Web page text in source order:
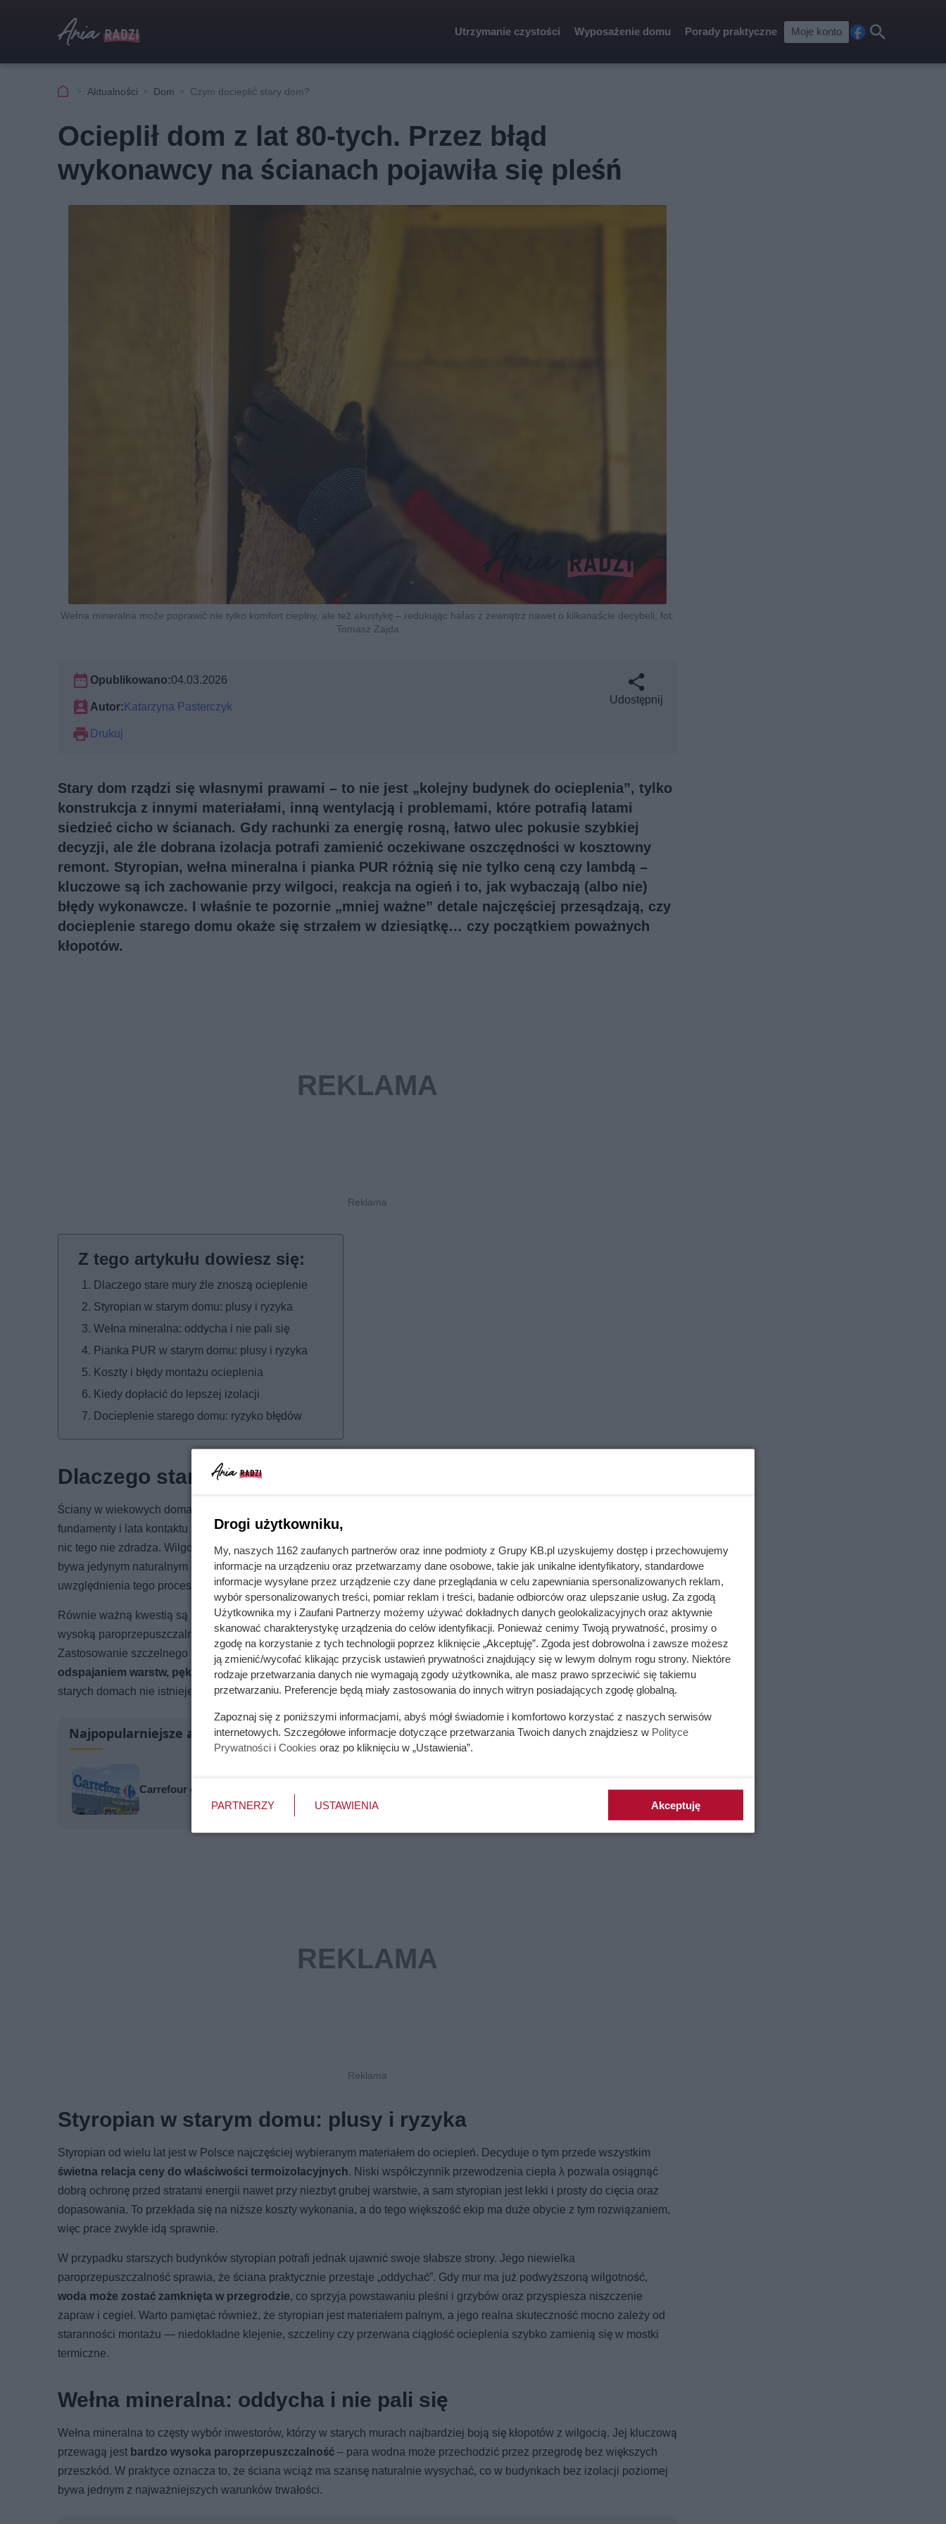
Utrzymanie czystości Wyposażenie domu Porady praktyczne Moje konto
cebkaj
Aktualności Dom Czym docieplić stary dom?
Ocieplił dom z lat 80-tych. Przez błąd
wykonawcy na ścianach pojawiła się pleśń
Wełna mineralna może poprawić nie tylko komfort cieplny, ale też akustykę – redukując hałas z zewnątrz nawet o kilkanaście decybeli, fot.
Tomasz Zajda
Opublikowano:04.03.2026
Autor:Katarzyna Pasterczyk
Drukuj
Udostępnij
Stary dom rządzi się własnymi prawami – to nie jest „kolejny budynek do ocieplenia”, tylko
konstrukcja z innymi materiałami, inną wentylacją i problemami, które potrafią latami
siedzieć cicho w ścianach. Gdy rachunki za energię rosną, łatwo ulec pokusie szybkiej
decyzji, ale źle dobrana izolacja potrafi zamienić oczekiwane oszczędności w kosztowny
remont. Styropian, wełna mineralna i pianka PUR różnią się nie tylko ceną czy lambdą –
kluczowe są ich zachowanie przy wilgoci, reakcja na ogień i to, jak wybaczają (albo nie)
błędy wykonawcze. I właśnie te pozornie „mniej ważne” detale najczęściej przesądzają, czy
docieplenie starego domu okaże się strzałem w dziesiątkę… czy początkiem poważnych
kłopotów.
Dlaczego stare mury źle znoszą ocieplenie
Styropian w starym domu: plusy i ryzyka
Wełna mineralna: oddycha i nie pali się
Pianka PUR w starym domu: plusy i ryzyka
Koszty i błędy montażu ocieplenia
Kiedy dopłacić do lepszej izolacji
Docieplenie starego domu: ryzyko błędów
Dlaczego stare mury źle znoszą ocieplenie
Ściany w wiekowych domach rzadko odpowiadają dzisiejszym wymaganiom. Brak izolacji poziomej, przestarzałe
fundamenty i lata kontaktu z wilgocią sprawiają, żemury bardzo często są zawilgocone
nic tego nie zdradza. Wilgoć podciągana kapilarnie potrafi „wspinać się” w górę ściany, a jej stopniowe odparowywanie
bywa jedynym naturalnym sposobem, w jaki budynek radzi sobie z nadmiarem wody. Ocieplenie wykonane bez
uwzględnienia tego procesu może skutecznie odciąć mur od możliwości wysychania.
Równie ważną kwestią są stare tynki oraz same materiały konstrukcyjne. Tynki wapienne i cementowo-wapienne mają
wysoką paroprzepuszczalność i pewną elastyczność, do której ściany „przystosowywały się” przez dziesięciolecia.
Zastosowanie szczelnego systemu ocieplenia na podłożu niestabilnym, spękanym albo zasolonym może skończyć się
odspajaniem warstw, pękaniem elewacji oraz pogorszeniem mikroklimatu w pomieszczeniach. Właśnie dlatego w
starych domach nie istnieje jedno rozwiązanie dobre dla wszystkich.
Najpopularniejsze artykuły
Carrefour odpalił promocje: kawa 80% taniej i różne hity
Styropian w starym domu: plusy i ryzyka
Styropian od wielu lat jest w Polsce najczęściej wybieranym materiałem do ociepleń. Decyduje o tym przede wszystkim
świetna relacja ceny do właściwości termoizolacyjnych. Niski współczynnik przewodzenia ciepła λ pozwala osiągnąć
dobrą ochronę przed stratami energii nawet przy niezbyt grubej warstwie, a sam styropian jest lekki i prosty do cięcia oraz
dopasowania. To przekłada się na niższe koszty wykonania, a do tego większość ekip ma duże obycie z tym rozwiązaniem,
więc prace zwykle idą sprawnie.
W przypadku starszych budynków styropian potrafi jednak ujawnić swoje słabsze strony. Jego niewielka
paroprzepuszczalność sprawia, że ściana praktycznie przestaje „oddychać”. Gdy mur ma już podwyższoną wilgotność,
woda może zostać zamknięta w przegrodzie, co sprzyja powstawaniu pleśni i grzybów oraz przyspiesza niszczenie
zapraw i cegieł. Warto pamiętać również, że styropian jest materiałem palnym, a jego realna skuteczność mocno zależy od
staranności montażu — niedokładne klejenie, szczeliny czy przerwana ciągłość ocieplenia szybko zamienią się w mostki
termiczne.
Wełna mineralna: oddycha i nie pali się
Wełna mineralna to częsty wybór inwestorów, którzy w starych murach najbardziej boją się kłopotów z wilgocią. Jej kluczową
przewagą jest bardzo wysoka paroprzepuszczalność – para wodna może przechodzić przez przegrodę bez większych
przeszkód. W praktyce oznacza to, że ściana wciąż ma szansę naturalnie wysychać, co w budynkach bez izolacji poziomej
bywa jednym z najważniejszych warunków trwałości.
Drogi użytkowniku,
My, naszych 1162 zaufanych partnerów oraz inne podmioty z Grupy KB.pl uzyskujemy dostęp i przechowujemy
informacje na urządzeniu oraz przetwarzamy dane osobowe, takie jak unikalne identyfikatory, standardowe
informacje wysyłane przez urządzenie czy dane przeglądania w celu zapewniania spersonalizowanych reklam,
wybór spersonalizowanych treści, pomiar reklam i treści, badanie odbiorców oraz ulepszanie usług. Za zgodą
Użytkownika my i Zaufani Partnerzy możemy używać dokładnych danych geolokalizacyjnych oraz aktywnie
skanować charakterystykę urządzenia do celów identyfikacji. Ponieważ cenimy Twoją prywatność, prosimy o
zgodę na korzystanie z tych technologii poprzez kliknięcie „Akceptuję”. Zgoda jest dobrowolna i zawsze możesz
ją zmienić/wycofać klikając przycisk ustawień prywatności znajdujący się w lewym dolnym rogu strony. Niektóre
rodzaje przetwarzania danych nie wymagają zgody użytkownika, ale masz prawo sprzeciwić się takiemu
przetwarzaniu. Preferencje będą miały zastosowania do innych witryn posiadających zgodę globalną.
Zapoznaj się z poniższymi informacjami, abyś mógł świadomie i komfortowo korzystać z naszych serwisów
internetowych. Szczegółowe informacje dotyczące przetwarzania Twoich danych znajdziesz w Polityce
Prywatności i Cookies oraz po kliknięciu w „Ustawienia”.
PARTNERZY USTAWIENIA Akceptuję